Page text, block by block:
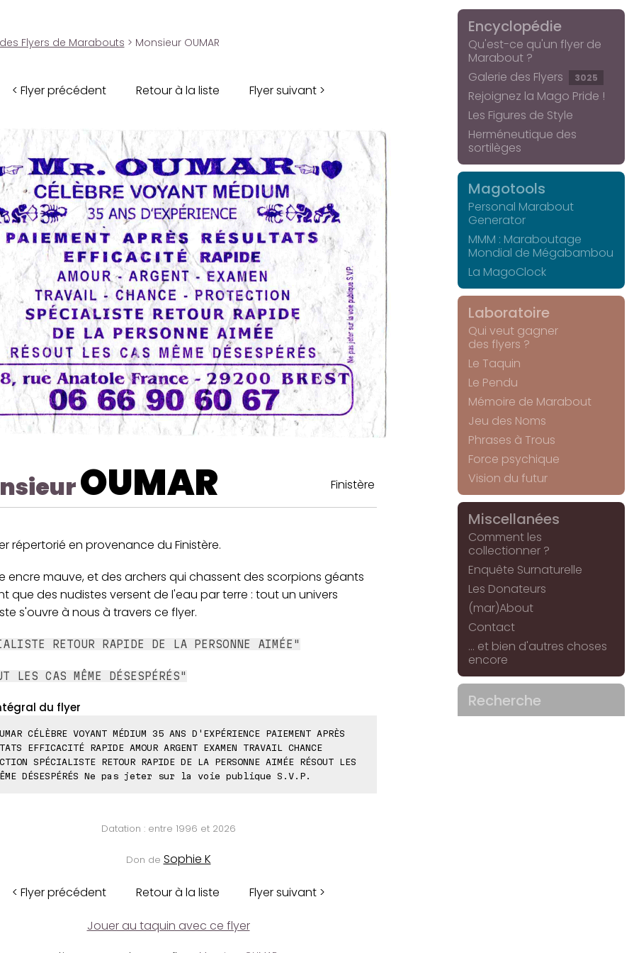
Flyers de Marabouts > Monsieur OUMAR
< Flyer précédent Retour à la liste Flyer suivant >
OUMAR Finistère
répertorié en provenance du Finistère.
encre mauve, et des archers qui chassent des scorpions géants
que des nudistes versent de l'eau par terre : tout un univers
s'ouvre à nous à travers ce flyer.
RETOUR RAPIDE DE LA PERSONNE AIMÉE"
LES CAS MÊME DÉSESPÉRÉS"
du flyer
CÉLÈBRE VOYANT MÉDIUM 35 ANS D'EXPÉRIENCE PAIEMENT APRÈS
EFFICACITÉ RAPIDE AMOUR ARGENT EXAMEN TRAVAIL CHANCE
SPÉCIALISTE RETOUR RAPIDE DE LA PERSONNE AIMÉE RÉSOUT LES
DÉSESPÉRÉS Ne pas jeter sur la voie publique S.V.P.
Datation : entre 1996 et 2026
Don de Sophie K
< Flyer précédent Retour à la liste Flyer suivant >
Jouer au taquin avec ce flyer
Encyclopédie
Qu'est-ce qu'un flyer de
Marabout ?
Galerie des Flyers
3025
Rejoignez la Mago Pride !
Les Figures de Style
Herméneutique des
sortilèges
Magotools
Personal Marabout
Generator
MMM : Maraboutage
Mondial de Mégabambou
La MagoClock
Laboratoire
Qui veut gagner
des flyers ?
Le Taquin
Le Pendu
Mémoire de Marabout
Jeu des Noms
Phrases à Trous
Force psychique
Vision du futur
Miscellanées
Comment les
collectionner ?
Enquête Surnaturelle
Les Donateurs
(mar)About
Contact
... et bien d'autres choses
encore
Recherche